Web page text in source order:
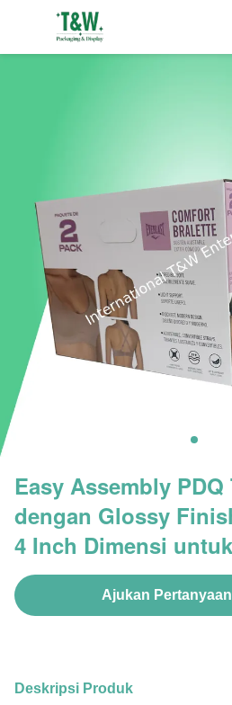
Easy Assembly
dengan Glossy
4 Inch Dimensi
Ajukan
Deskripsi Produk